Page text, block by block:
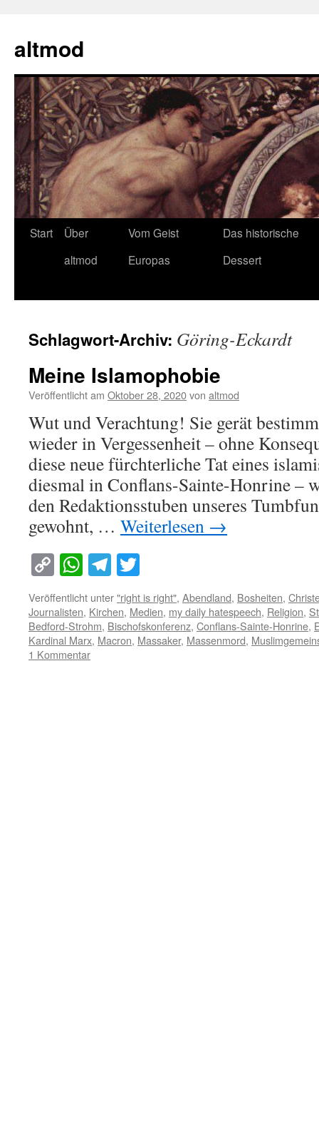
springen
altmod
Start
Über
altmod
Vom Geist
Europas
Das historische
Dessert
Schlagwort-Archiv: Göring-Eckardt
Meine Islamophobie
Veröffentlicht am Oktober 28, 2020von altmod
Wut und Verachtung! Sie gerät
wieder in Vergessenheit – ohne
diese neue fürchterliche Tat eines
diesmal in Conflans-Sainte-Honrine –
den Redaktionsstuben unseres
gewohnt, … Weiterlesen →
Copy
Link
WhatsApp
Telegram
Veröffentlicht unter"right is right", Abendland, Bosheiten,
Journalisten, Kirchen, Medien, my daily hatespeech, Religion,
Bedford-Strohm, Bischofskonferenz, Conflans-Sainte-Honrine,
Kardinal Marx, Macron, Massaker, Massenmord,
1 Kommentar